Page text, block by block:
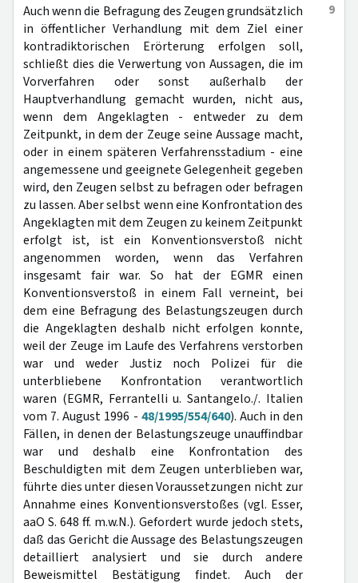
9
Auch wenn die Befragung des Zeugen grundsätzlich
in öffentlicher Verhandlung mit dem Ziel einer
kontradiktorischen Erörterung erfolgen soll,
schließt dies die Verwertung von Aussagen, die im
Vorverfahren oder sonst außerhalb der
Hauptverhandlung gemacht wurden, nicht aus,
wenn dem Angeklagten - entweder zu dem
Zeitpunkt, in dem der Zeuge seine Aussage macht,
oder in einem späteren Verfahrensstadium - eine
angemessene und geeignete Gelegenheit gegeben
wird, den Zeugen selbst zu befragen oder befragen
zu lassen. Aber selbst wenn eine Konfrontation des
Angeklagten mit dem Zeugen zu keinem Zeitpunkt
erfolgt ist, ist ein Konventionsverstoß nicht
angenommen worden, wenn das Verfahren
insgesamt fair war. So hat der EGMR einen
Konventionsverstoß in einem Fall verneint, bei
dem eine Befragung des Belastungszeugen durch
die Angeklagten deshalb nicht erfolgen konnte,
weil der Zeuge im Laufe des Verfahrens verstorben
war und weder Justiz noch Polizei für die
unterbliebene Konfrontation verantwortlich
waren (EGMR, Ferrantelli u. Santangelo./. Italien
vom 7. August 1996 - 48/1995/554/640). Auch in den
Fällen, in denen der Belastungszeuge unauffindbar
war und deshalb eine Konfrontation des
Beschuldigten mit dem Zeugen unterblieben war,
führte dies unter diesen Voraussetzungen nicht zur
Annahme eines Konventionsverstoßes (vgl. Esser,
aaO S. 648 ff. m.w.N.). Gefordert wurde jedoch stets,
daß das Gericht die Aussage des Belastungszeugen
detailliert analysiert und sie durch andere
Beweismittel Bestätigung findet. Auch der